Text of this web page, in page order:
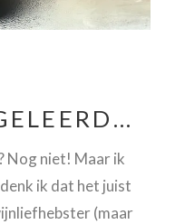
Nog niet! Maar ik
ik dat het juist
(maar